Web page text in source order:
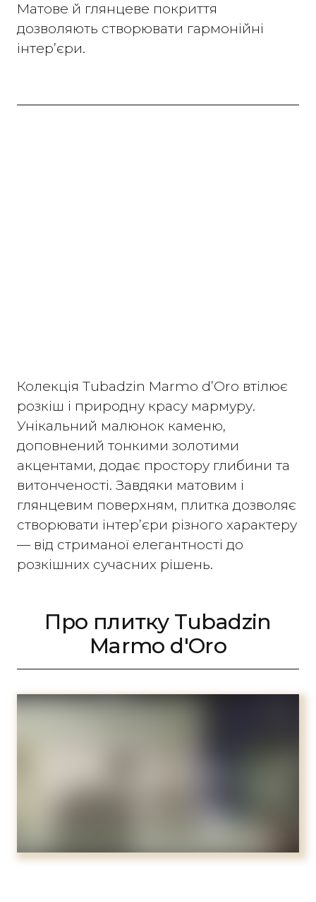
Матове й глянцеве покриття
дозволяють створювати гармонійні
інтер’єри.
Колекція Tubadzin Marmo d’Oro втілює
розкіш і природну красу мармуру.
Унікальний малюнок каменю,
доповнений тонкими золотими
акцентами, додає простору глибини та
витонченості. Завдяки матовим і
глянцевим поверхням, плитка дозволяє
створювати інтер’єри різного характеру
— від стриманої елегантності до
розкішних сучасних рішень.
Про плитку Tubadzin
Marmo d'Oro